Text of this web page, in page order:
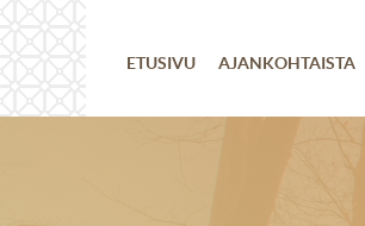
ETUSIVU AJANKOHTAISTA